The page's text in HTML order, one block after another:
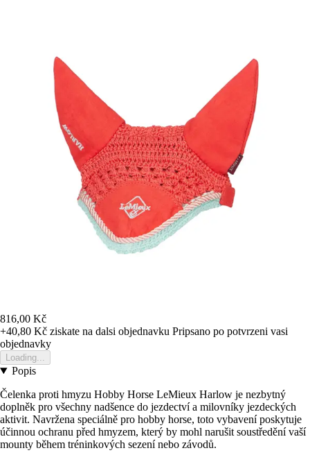
816,00 Kč
+40,80 Kč ziskate na dalsi objednavku Pripsano po potvrzeni vasi
objednavky
Loading...
Popis
Čelenka proti hmyzu Hobby Horse LeMieux Harlow je nezbytný
doplněk pro všechny nadšence do jezdectví a milovníky jezdeckých
aktivit. Navržena speciálně pro hobby horse, toto vybavení poskytuje
účinnou ochranu před hmyzem, který by mohl narušit soustředění vaší
mounty během tréninkových sezení nebo závodů.